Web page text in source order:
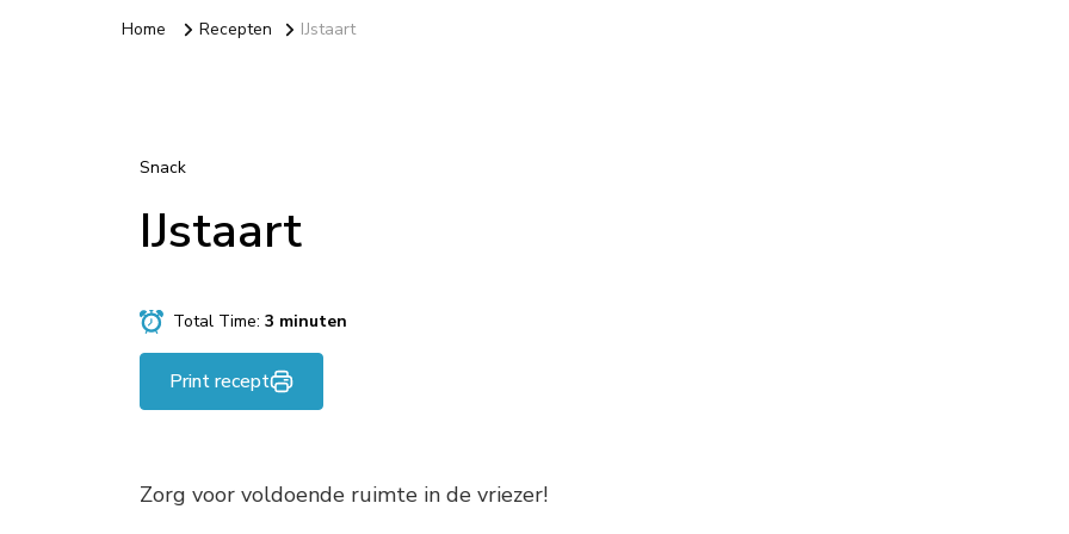
Home Recepten IJstaart
Snack
IJstaart
Total Time: 3 minuten
Print recept
Zorg voor voldoende ruimte in de vriezer!